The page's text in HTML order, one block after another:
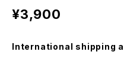
¥3,900
International shipping